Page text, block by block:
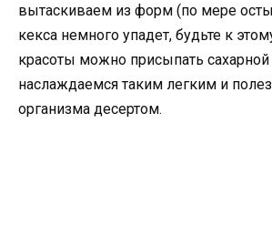
вытаскиваем из форм (по мере
кекса немного упадет, будьте к
красоты можно присыпать
наслаждаемся таким легким и
организма десертом.